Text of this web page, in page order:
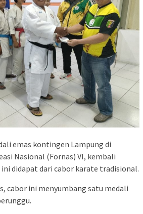
emas kontingen Lampung di
Nasional (Fornas) VI, kembali
didapat dari cabor karate tradisional.
cabor ini menyumbang satu medali